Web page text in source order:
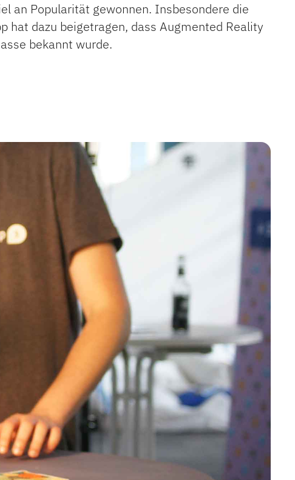
an Popularität gewonnen. Insbesondere die
hat dazu beigetragen, dass Augmented Reality
bekannt wurde.